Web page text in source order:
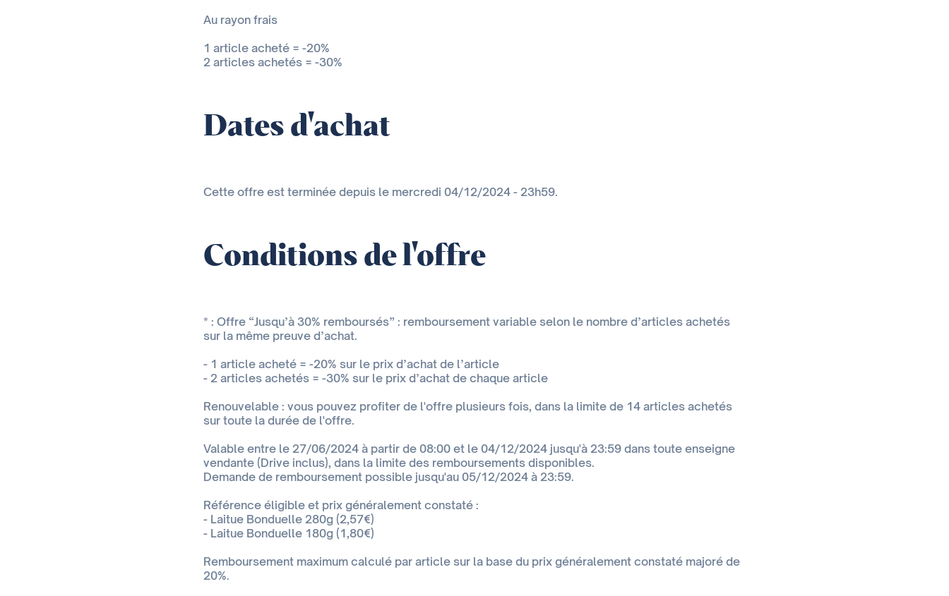
Au rayon frais
1 article acheté = -20%
2 articles achetés = -30%
Dates d'achat
Cette offre est terminée depuis le mercredi 04/12/2024 - 23h59.
Conditions de l'offre
* : Offre “Jusqu’à 30% remboursés” : remboursement variable selon le nombre d’articles achetés
sur la même preuve d’achat.
- 1 article acheté = -20% sur le prix d’achat de l’article
- 2 articles achetés = -30% sur le prix d’achat de chaque article
Renouvelable : vous pouvez profiter de l'offre plusieurs fois, dans la limite de 14 articles achetés
sur toute la durée de l'offre.
Valable entre le 27/06/2024 à partir de 08:00 et le 04/12/2024 jusqu'à 23:59 dans toute enseigne
vendante (Drive inclus), dans la limite des remboursements disponibles.
Demande de remboursement possible jusqu'au 05/12/2024 à 23:59.
Référence éligible et prix généralement constaté :
- Laitue Bonduelle 280g (2,57€)
- Laitue Bonduelle 180g (1,80€)
Remboursement maximum calculé par article sur la base du prix généralement constaté majoré de
20%.